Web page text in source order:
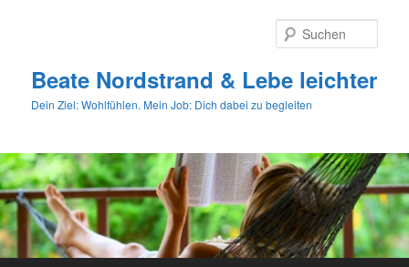
Beate Nordstrand & Lebe leichter
Dein Ziel: Wohlfühlen. Mein Job: Dich dabei zu begleiten